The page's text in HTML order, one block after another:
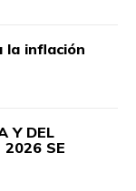
la inflación
Y DEL
2026 SE